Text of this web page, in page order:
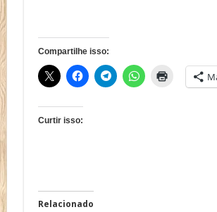
Compartilhe isso:
Curtir isso:
Relacionado